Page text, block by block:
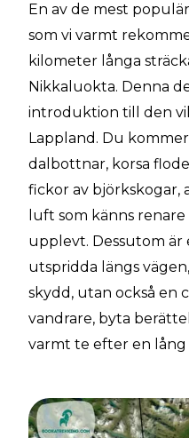
En av de mest
som vi varmt
kilometer långa
Nikkaluokta. Denna
introduktion till den
Lappland. Du
dalbottnar, korsa
fickor av björkskogar,
luft som känns
upplevt. Dessutom
utspridda längs
skydd, utan också en
vandrare, byta
varmt te efter en lång